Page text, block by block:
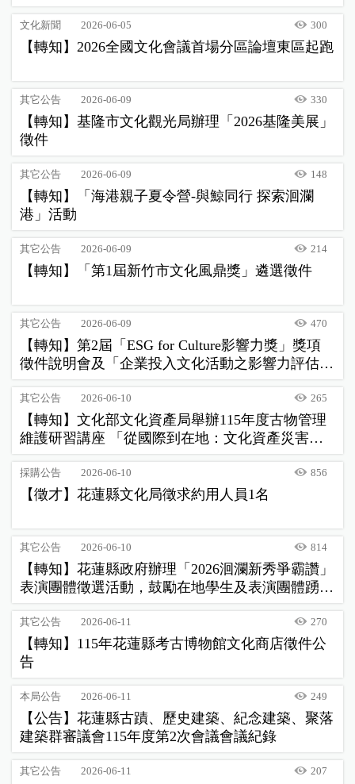
文化新聞 2026-06-05 300
【轉知】2026全國文化會議首場分區論壇東區起跑
其它公告 2026-06-09 330
【轉知】基隆市文化觀光局辦理「2026基隆美展」
徵件
其它公告 2026-06-09 148
【轉知】「海港親子夏令營-與鯨同行 探索洄瀾
港」活動
其它公告 2026-06-09 214
【轉知】「第1屆新竹市文化風鼎獎」遴選徵件
其它公告 2026-06-09 470
【轉知】第2屆「ESG for Culture影響力獎」獎項
徵件說明會及「企業投入文化活動之影響力評估指
引」工作坊資訊
其它公告 2026-06-10 265
【轉知】文化部文化資產局舉辦115年度古物管理
維護研習講座 「從國際到在地：文化資產災害風
險管理與文物搶救實務」，歡迎參加。
採購公告 2026-06-10 856
【徵才】花蓮縣文化局徵求約用人員1名
其它公告 2026-06-10 814
【轉知】花蓮縣政府辦理「2026洄瀾新秀爭霸讚」
表演團體徵選活動，鼓勵在地學生及表演團體踴躍
報名參加
其它公告 2026-06-11 270
【轉知】115年花蓮縣考古博物館文化商店徵件公
告
本局公告 2026-06-11 249
【公告】花蓮縣古蹟、歷史建築、紀念建築、聚落
建築群審議會115年度第2次會議會議紀錄
其它公告 2026-06-11 207